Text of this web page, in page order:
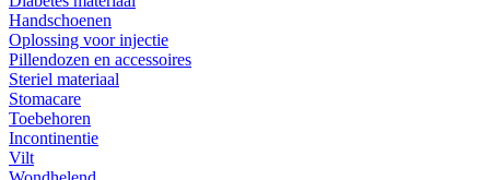
Handschoenen
Oplossing voor injectie
Pillendozen en accessoires
Steriel materiaal
Stomacare
Toebehoren
Incontinentie
Vilt